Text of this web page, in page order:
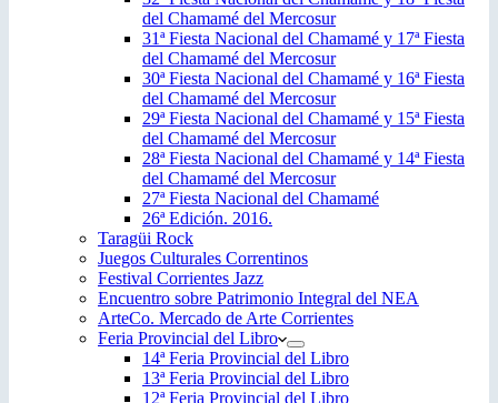
del Chamamé del Mercosur
31ª Fiesta Nacional del Chamamé y 17ª Fiesta
del Chamamé del Mercosur
30ª Fiesta Nacional del Chamamé y 16ª Fiesta
del Chamamé del Mercosur
29ª Fiesta Nacional del Chamamé y 15ª Fiesta
del Chamamé del Mercosur
28ª Fiesta Nacional del Chamamé y 14ª Fiesta
del Chamamé del Mercosur
27ª Fiesta Nacional del Chamamé
26ª Edición. 2016.
Taragüi Rock
Juegos Culturales Correntinos
Festival Corrientes Jazz
Encuentro sobre Patrimonio Integral del NEA
ArteCo. Mercado de Arte Corrientes
Feria Provincial del Libro
14ª Feria Provincial del Libro
13ª Feria Provincial del Libro
12ª Feria Provincial del Libro